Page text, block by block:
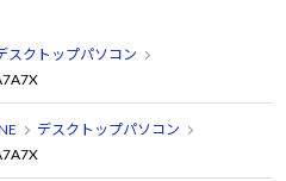
スクトップパソコン
デスクトップパソコン